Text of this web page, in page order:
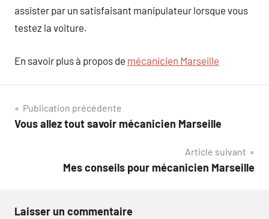
assister par un satisfaisant manipulateur lorsque vous
testez la voiture.
En savoir plus à propos de mécanicien Marseille
Navigation
de
Publication précédente
Vous allez tout savoir mécanicien Marseille
Article suivant
Mes conseils pour mécanicien Marseille
Laisser un commentaire